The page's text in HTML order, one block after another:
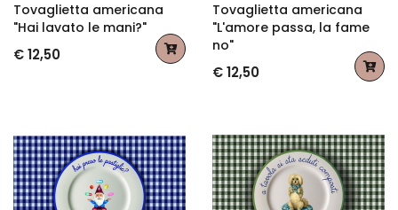
Tovaglietta americana
"Hai lavato le mani?"
€ 12,50
Tovaglietta americana
"L'amore passa, la fame
no"
€ 12,50